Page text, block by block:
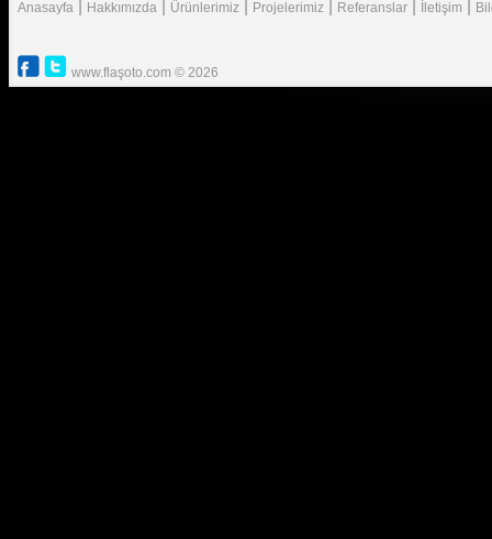
Anasayfa Hakkımızda Ürünlerimiz Projelerimiz Referanslar İletişim
www.flaşoto.com © 2026